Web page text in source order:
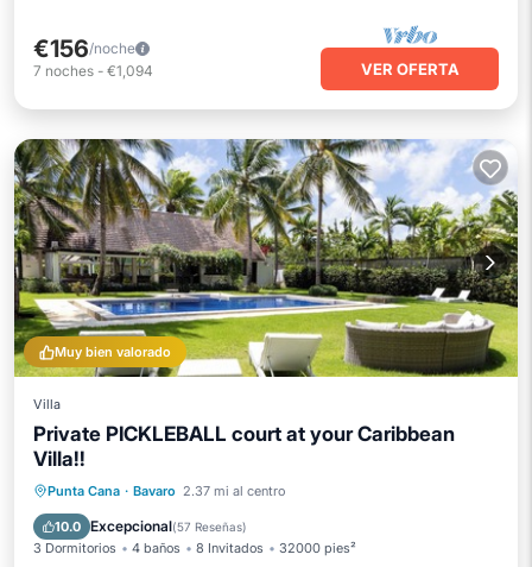
€156/noche
7 noches - €1,094 VER OFERTA
Muy bien valorado
Villa
Private PICKLEBALL court at your Caribbean
Villa!!
Punta Cana · Bavaro 2.37 mi al centro
10.0 Excepcional(57 Reseñas)
3 Dormitorios 4 baños 8 Invitados 32000 pies²
Piscina privada
Aparcamiento
Piscina
Balcón/Terraza